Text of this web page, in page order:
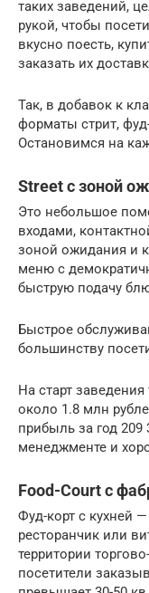
таких заведений,
рукой, чтобы
вкусно поесть,
заказать их
Так, в добавок к
форматы стрит,
Остановимся на
Street с зоной
Это небольшое
входами,
зоной ожидания и
меню с
быструю подачу
Быстрое
большинству
На старт
около 1.8 млн
прибыль за год
менеджменте и
Food-Court с
Фуд-корт с кухней
ресторанчик или
территории
посетители